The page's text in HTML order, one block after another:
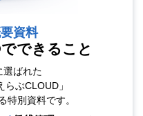
資料
できること
選ばれた
ぶCLOUD」
特別資料です。